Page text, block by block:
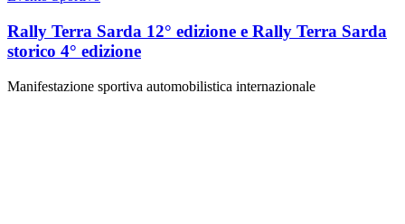
Rally Terra Sarda 12° edizione e Rally Terra Sarda
storico 4° edizione
Manifestazione sportiva automobilistica internazionale